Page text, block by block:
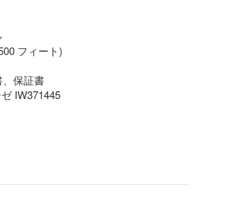
フィート)
保証書
IW371445